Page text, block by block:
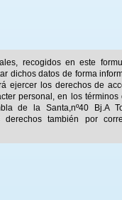
recogidos en este
dichos datos de forma
ejercer los derechos de
personal, en los términos
de la Santa,nº40 Bj.A
derechos también por